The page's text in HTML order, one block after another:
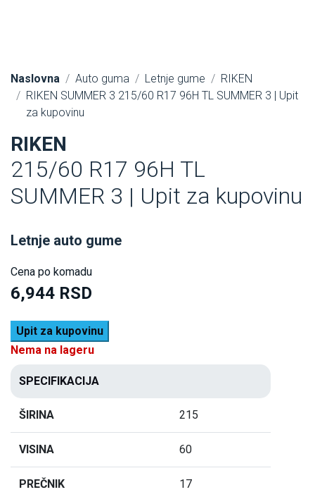
Naslovna Auto guma Letnje gume
RIKEN
RIKEN SUMMER 3 215/60 R17 96H TL SUMMER 3 | Upit
za kupovinu
RIKEN
215/60 R17 96H TL
SUMMER 3 | Upit za kupovinu
Letnje auto gume
Cena po komadu
6,944 RSD
Upit za kupovinu
Nema na lageru
SPECIFIKACIJA
ŠIRINA 215
VISINA 60
PREČNIK 17